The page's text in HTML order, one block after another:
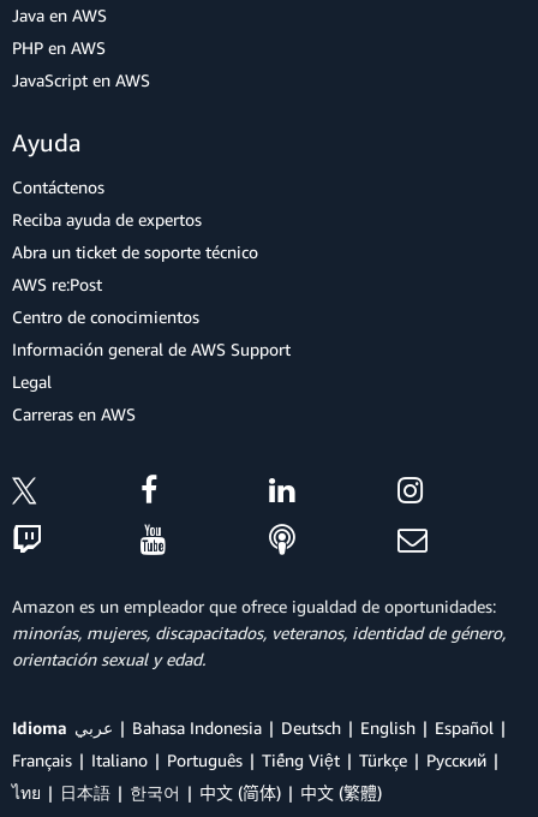
Java en AWS
PHP en AWS
JavaScript en AWS
Ayuda
Contáctenos
Reciba ayuda de expertos
Abra un ticket de soporte técnico
AWS re:Post
Centro de conocimientos
Información general de AWS Support
Legal
Carreras en AWS
Amazon es un empleador que ofrece igualdad de oportunidades:
minorías, mujeres, discapacitados, veteranos, identidad de género,
orientación sexual y edad.
Idioma عربي Bahasa Indonesia Deutsch English
Español
Français
Italiano Português Tiếng Việt Türkçe
Ρусский
ไทย
日本語 한국어 中文 (简体) 中文 (繁體)